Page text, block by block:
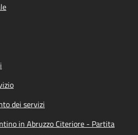
dei servizi
in Abruzzo Citeriore - Partita